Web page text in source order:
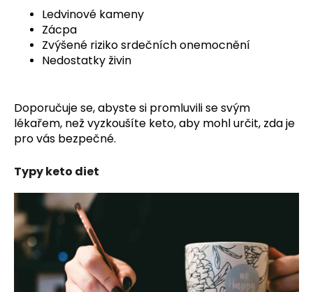
Ledvinové kameny
Zácpa
Zvýšené riziko srdečních onemocnění
Nedostatky živin
Doporučuje se, abyste si promluvili se svým
lékařem, než vyzkoušíte keto, aby mohl určit, zda je
pro vás bezpečné.
Typy keto diet